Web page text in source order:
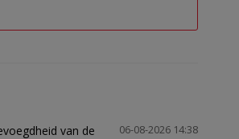
06-08-2026 14:38
van de